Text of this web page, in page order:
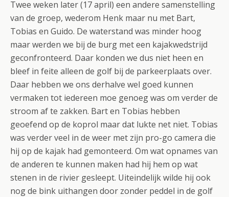
Twee weken later (17 april) een andere samenstelling
van de groep, wederom Henk maar nu met Bart,
Tobias en Guido. De waterstand was minder hoog
maar werden we bij de burg met een kajakwedstrijd
geconfronteerd. Daar konden we dus niet heen en
bleef in feite alleen de golf bij de parkeerplaats over.
Daar hebben we ons derhalve wel goed kunnen
vermaken tot iedereen moe genoeg was om verder de
stroom af te zakken. Bart en Tobias hebben
geoefend op de koprol maar dat lukte net niet. Tobias
was verder veel in de weer met zijn pro-go camera die
hij op de kajak had gemonteerd. Om wat opnames van
de anderen te kunnen maken had hij hem op wat
stenen in de rivier gesleept. Uiteindelijk wilde hij ook
nog de bink uithangen door zonder peddel in de golf